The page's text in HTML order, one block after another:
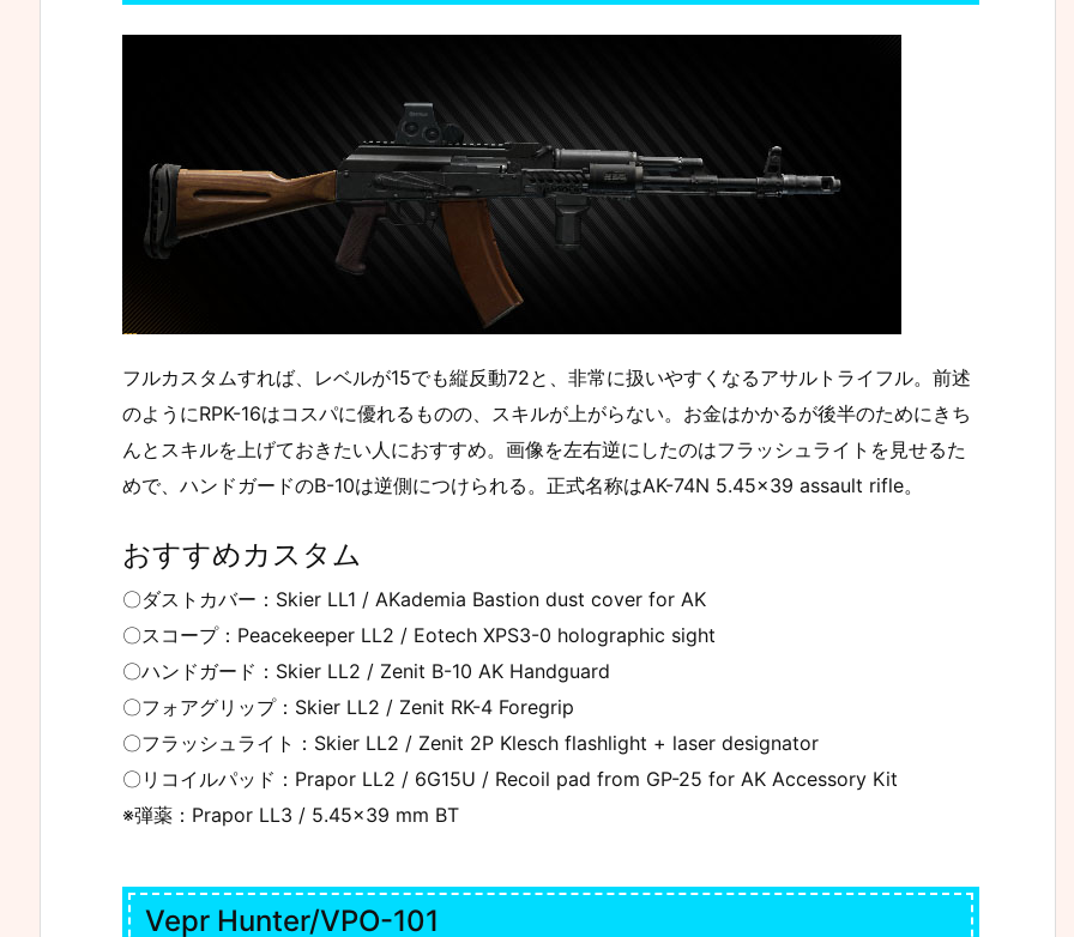
フルカスタムすれば、レベルが15でも縦反動72と、非常に扱いやすくなるアサルトライフル。前述
のようにRPK-16はコスパに優れるものの、スキルが上がらない。お金はかかるが後半のためにきち
んとスキルを上げておきたい人におすすめ。画像を左右逆にしたのはフラッシュライトを見せるた
めで、ハンドガードのB-10は逆側につけられる。正式名称はAK-74N 5.45×39 assault rifle。
おすすめカスタム
〇ダストカバー：Skier LL1 / AKademia Bastion dust cover for AK
〇スコープ：Peacekeeper LL2 / Eotech XPS3-0 holographic sight
〇ハンドガード：Skier LL2 / Zenit B-10 AK Handguard
〇フォアグリップ：Skier LL2 / Zenit RK-4 Foregrip
〇フラッシュライト：Skier LL2 / Zenit 2P Klesch flashlight + laser designator
〇リコイルパッド：Prapor LL2 / 6G15U / Recoil pad from GP-25 for AK Accessory Kit
※弾薬：Prapor LL3 / 5.45×39 mm BT
Vepr Hunter/VPO-101